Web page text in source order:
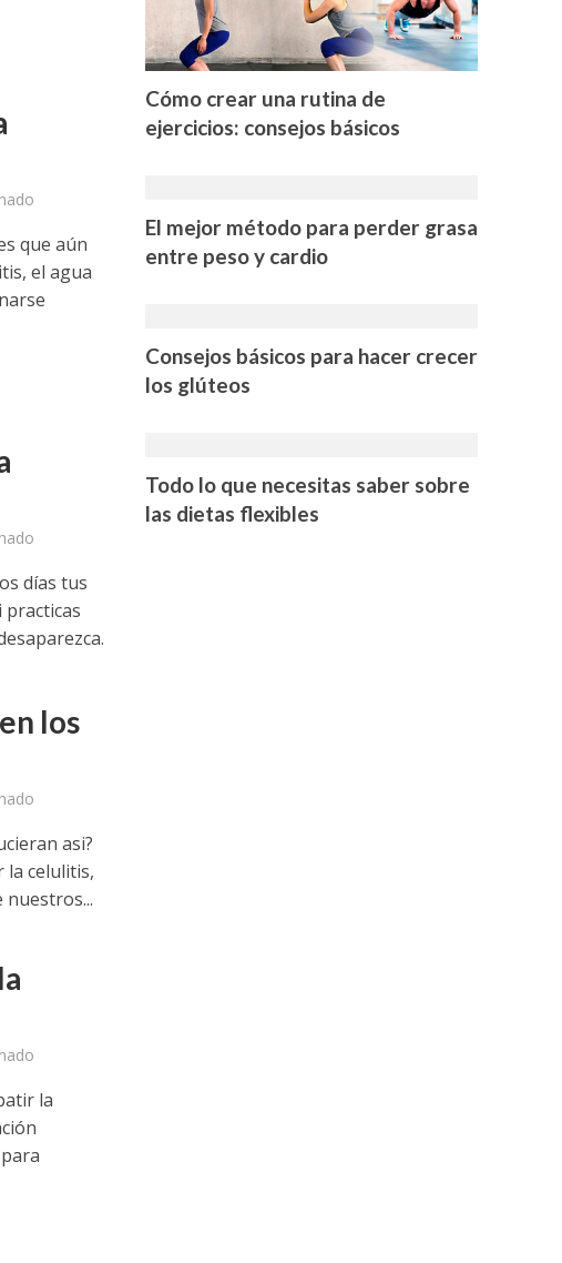
que aún
el agua
días tus
los
asi?
la celulitis,
nuestros...
la
Cómo crear una rutina de
ejercicios: consejos básicos
El mejor método para perder grasa
entre peso y cardio
Consejos básicos para hacer crecer
los glúteos
Todo lo que necesitas saber sobre
las dietas flexibles